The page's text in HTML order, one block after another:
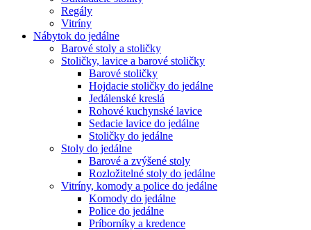
Regály
Vitríny
Nábytok do jedálne
Barové stoly a stoličky
Stoličky, lavice a barové stoličky
Barové stoličky
Hojdacie stoličky do jedálne
Jedálenské kreslá
Rohové kuchynské lavice
Sedacie lavice do jedálne
Stoličky do jedálne
Stoly do jedálne
Barové a zvýšené stoly
Rozložitelné stoly do jedálne
Vitríny, komody a police do jedálne
Komody do jedálne
Police do jedálne
Príborníky a kredence